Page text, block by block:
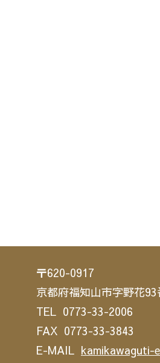
〒620-0917
京都府福知山市字野花93
TEL 0773-33-2006
FAX 0773-33-3843
E-MAIL kamikawaguti-